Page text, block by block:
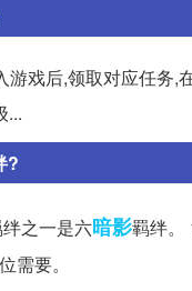
戏后,领取对应任务,
...
?
之一是六暗影羁绊。
需要。